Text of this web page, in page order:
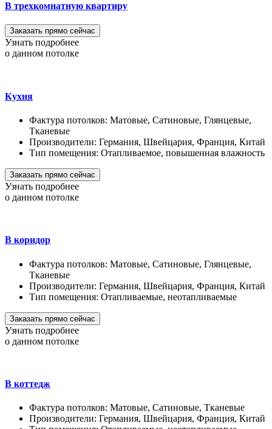
В трехкомнатную квартиру
Заказать прямо сейчас
Узнать подробнее
о данном потолке
Кухня
Фактура потолков: Матовые, Сатиновые, Глянцевые,
Тканевые
Производители: Германия, Швейцария, Франция, Китай
Тип помещения: Отапливаемое, повышенная влажность
Заказать прямо сейчас
Узнать подробнее
о данном потолке
В коридор
Фактура потолков: Матовые, Сатиновые, Глянцевые,
Тканевые
Производители: Германия, Швейцария, Франция, Китай
Тип помещения: Отапливаемые, неотапливаемые
Заказать прямо сейчас
Узнать подробнее
о данном потолке
В коттедж
Фактура потолков: Матовые, Сатиновые, Тканевые
Производители: Германия, Швейцария, Франция, Китай